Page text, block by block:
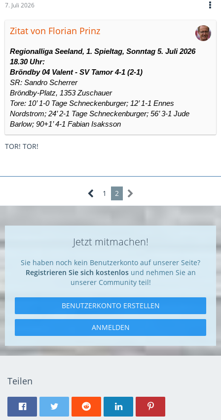
7. Juli 2026
Zitat von Florian Prinz
Regionalliga Seeland, 1. Spieltag, Sonntag 5. Juli 2026
18.30 Uhr:
Bröndby 04 Valent - SV Tamor 4-1 (2-1)
SR: Sandro Scherrer
Bröndby-Platz, 1353 Zuschauer
Tore: 10’ 1-0 Tage Schneckenburger; 12’ 1-1 Ennes
Nordstrom; 24’ 2-1 Tage Schneckenburger; 56’ 3-1 Jude
Barlow; 90+1’ 4-1 Fabian Isaksson
TOR! TOR!
1 2
Jetzt mitmachen!
Sie haben noch kein Benutzerkonto auf unserer Seite?
Registrieren Sie sich kostenlosund nehmen Sie an
unserer Community teil!
BENUTZERKONTO ERSTELLEN
ANMELDEN
Teilen